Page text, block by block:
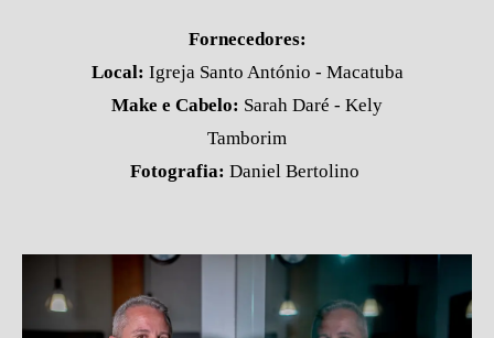
Fornecedores:
Local: Igreja Santo António - Macatuba
Make e Cabelo: Sarah Daré - Kely
Tamborim
Fotografia: Daniel Bertolino